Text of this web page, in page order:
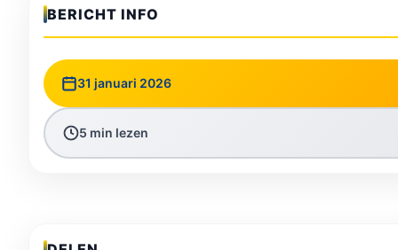
BERICHT INFO
31 januari 2026
5 min lezen